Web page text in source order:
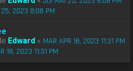
2023 8:08 PM
Edward « MAR APR 18, 2023 11:31 PM
18, 2023 11:31 PM